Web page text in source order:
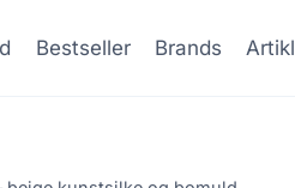
Bestseller Brands